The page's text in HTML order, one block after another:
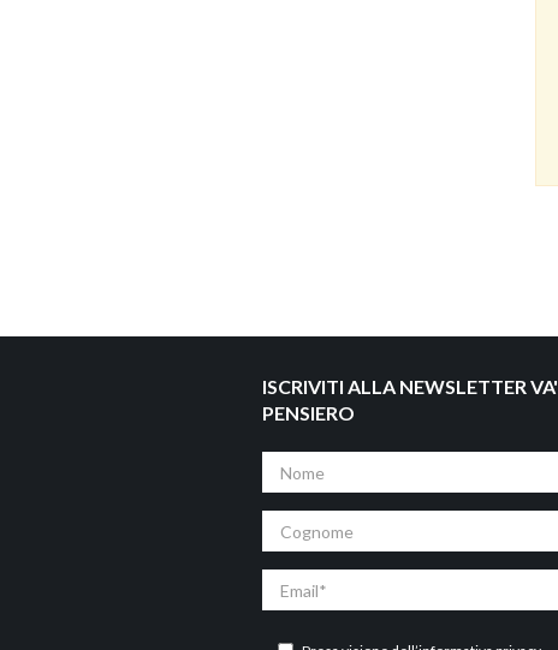
ISCRIVITI ALLA NEWSLETTER VA'
PENSIERO